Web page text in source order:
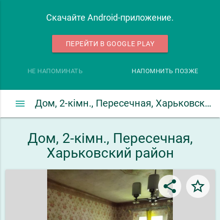
Скачайте Android-приложение.
ПЕРЕЙТИ В GOOGLE PLAY
НЕ НАПОМИНАТЬ НАПОМНИТЬ ПОЗЖЕ
Дом, 2-кімн., Пересечная, Харьковский район
menu
Дом, 2-кімн., Пересечная,
Харьковский район
share star_border